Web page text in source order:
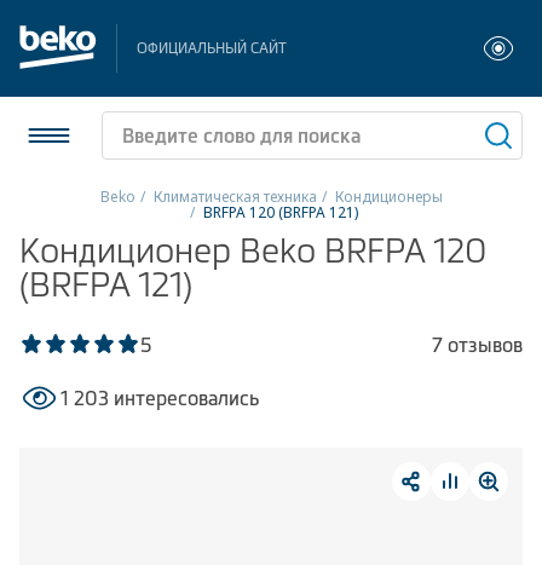
ОФИЦИАЛЬНЫЙ САЙТ
Холодильники и морозильники
Стиральные и сушильные машины
Посудомоечные машины
Плиты
Beko Климатическая техника Кондиционеры
BRFPA 120 (BRFPA 121)
Кондиционер Beko BRFPA 120
(BRFPA 121)
5 7 отзывов
1 203 интересовались